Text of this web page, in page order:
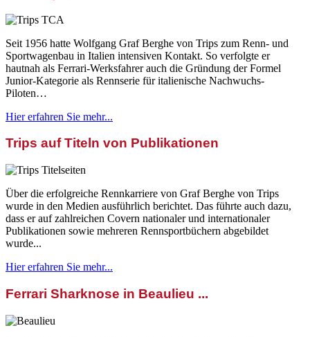
Seit 1956 hatte Wolfgang Graf Berghe von Trips zum Renn- und
Sportwagenbau in Italien intensiven Kontakt. So verfolgte er
hautnah als Ferrari-Werksfahrer auch die Gründung der Formel
Junior-Kategorie als Rennserie für italienische Nachwuchs-
Piloten…
Hier erfahren Sie mehr...
Trips auf Titeln von Publikationen
Über die erfolgreiche Rennkarriere von Graf Berghe von Trips
wurde in den Medien ausführlich berichtet. Das führte auch dazu,
dass er auf zahlreichen Covern nationaler und internationaler
Publikationen sowie mehreren Rennsportbüchern abgebildet
wurde...
Hier erfahren Sie mehr...
Ferrari Sharknose in Beaulieu ...